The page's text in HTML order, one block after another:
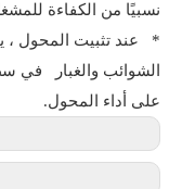
نسبيًا من الكفاءة
* عند تثبيت المحول ،
الشوائب والغبار في
على أداء المحول.